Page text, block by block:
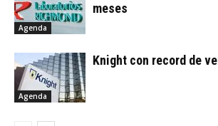
Agenda
meses
Agenda
Knight con record de